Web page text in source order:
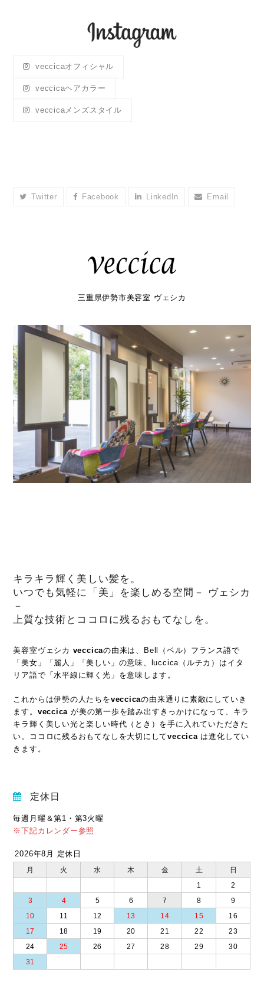
veccicaオフィシャル
veccicaヘアカラー
veccicaメンズスタイル
Twitter Facebook LinkedIn Email
三重県伊勢市美容室 ヴェシカ
キラキラ輝く美しい髪を。
いつでも気軽に「美」を楽しめる空間－ ヴェシカ
－
上質な技術とココロに残るおもてなしを。
美容室ヴェシカ veccicaの由来は、Bell（ベル）フランス語で
「美女」「麗人」「美しい」の意味、luccica（ルチカ）はイタ
リア語で「水平線に輝く光」を意味します。
これからは伊勢の人たちをveccicaの由来通りに素敵にしていき
ます。 veccica が美の第一歩を踏み出すきっかけになって、キラ
キラ輝く美しい光と楽しい時代（とき）を手に入れていただきた
い。ココロに残るおもてなしを大切にしてveccica は進化してい
きます。
定休日
毎週月曜＆第1・第3火曜
※下記カレンダー参照
2026年8月 定休日
月 火 水 木 金 土
日
1
2
3
4 5 6 7 8
9
10
11 12 13 14 15
16
17
18 19 20 21 22
23
24
25 26 27 28 29
30
31